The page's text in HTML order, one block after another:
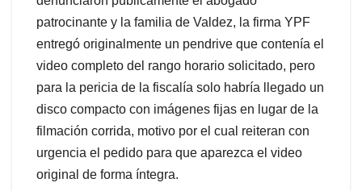
patrocinante y la familia de Valdez, la firma YPF
entregó originalmente un pendrive que contenía el
video completo del rango horario solicitado, pero
para la pericia de la fiscalía solo habría llegado un
disco compacto con imágenes fijas en lugar de la
filmación corrida, motivo por el cual reiteran con
urgencia el pedido para que aparezca el video
original de forma íntegra.